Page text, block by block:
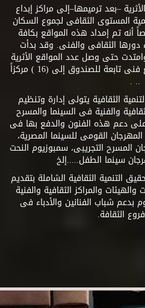
–بعد ترميمها–إلى مراكز إبداع
المستوى الثقافى لجموع السكان
أنه تم إمداد هذه المواقع بكافة
دورها الثقافى والفنى. وقد بدأت
الهراوى وامتدت حتى وصل عدد المواقع الأثرية
التى تم تحويلها إلى مراكز إبداع فنى تابعة للصندوق إلى (16 ) مركزاً
.. .
الثقافية يتولى إدارة وتنظيم
والفنية فى السينما والمسرح
دعم هذه الفنون والدفع بها فى
القومى للسينما المصرية،
المسرح التجريبى، سمبوزيوم النحت
سينما الطفل.....إلخ
التنمية الثقافية الشاملة بتقديم
والمراكز الثقافية والفنية
بدعم شباب الفنانين والأدباء فى
الثقافة.